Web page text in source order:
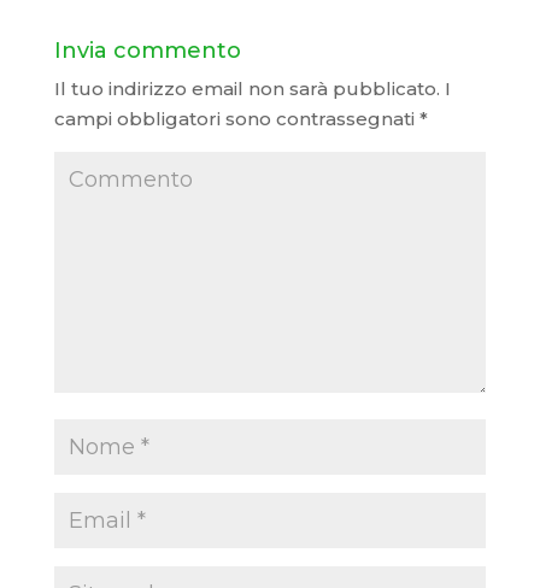
Invia commento
Il tuo indirizzo email non sarà pubblicato. I
campi obbligatori sono contrassegnati *